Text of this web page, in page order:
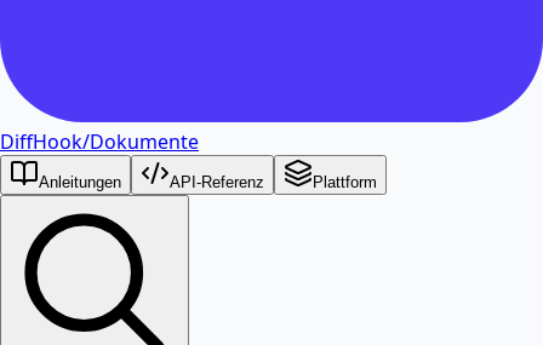
DiffHook/Dokumente
Anleitungen API-Referenz Plattform